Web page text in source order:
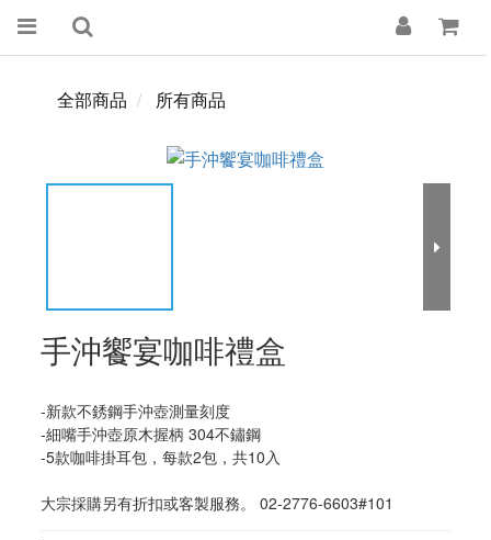
全部商品 所有商品
手沖饗宴咖啡禮盒
-新款不銹鋼手沖壺測量刻度
-細嘴手沖壺原木握柄 304不鏽鋼
-5款咖啡掛耳包，每款2包，共10入
大宗採購另有折扣或客製服務。 02-2776-6603#101